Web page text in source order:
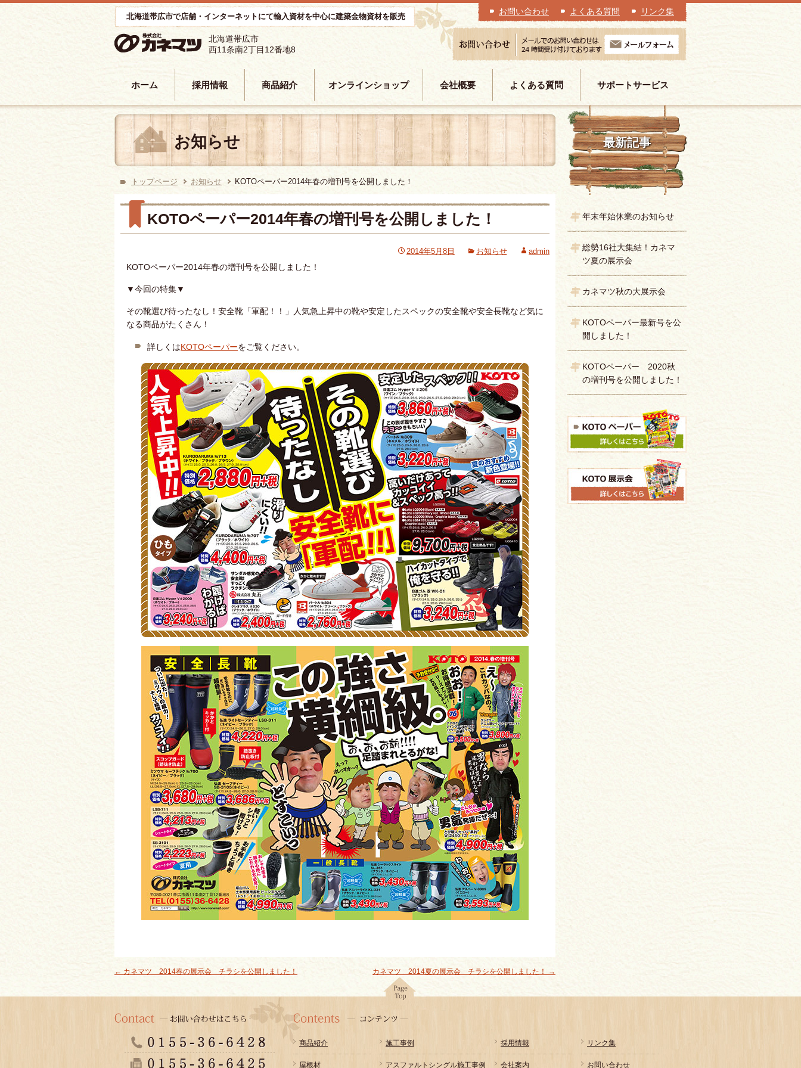
北海道帯広市で店舗・インターネットにて輸入資材を中心に建築金物資材を販売
お問い合わせ よくある質問 リンク集
北海道帯広市
西11条南2丁目12番地8
コンテンツへ移動
ホーム 採用情報 商品紹介 オンラインショップ 会社概要 よくある質問 サポートサービス
お知らせ
トップページ お知らせ KOTOペーパー2014年春の増刊号を公開しました！
KOTOペーパー2014年春の増刊号を公開しました！
2014年5月8日 お知らせ admin
KOTOペーパー2014年春の増刊号を公開しました！
▼今回の特集▼
その靴選び待ったなし！安全靴「軍配！！」人気急上昇中の靴や安定したスペックの安全靴や安全長靴など気に
なる商品がたくさん！
詳しくはKOTOペーパーをご覧ください。
投稿ナビゲーション
← カネマツ 2014春の展示会 チラシを公開しました！ カネマツ 2014夏の展示会 チラシを公開しました！ →
最新記事
年末年始休業のお知らせ
総勢16社大集結！カネマ
ツ夏の展示会
カネマツ秋の大展示会
KOTOペーパー最新号を公
開しました！
KOTOペーパー 2020秋
の増刊号を公開しました！
商品紹介
屋根材
施工事例
アスファルトシングル施工事例
採用情報
会社案内
リンク集
お問い合わせ